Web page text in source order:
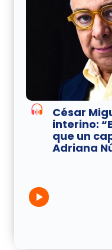
César
interino:
que un
Adriana